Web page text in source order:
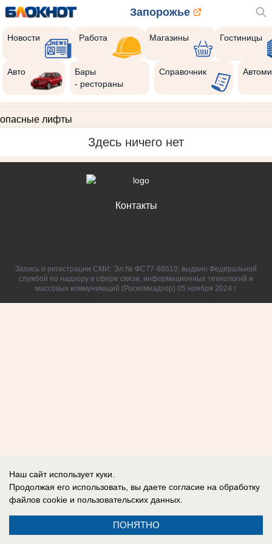
Запорожье
Новости Работа Магазины Гостиницы
Авто
Бары
- рестораны
Справочник
опасные лифты
Здесь ничего нет
Контакты
Запись о регистрации СМИ: Эл № ФС77-88610, выдано Федеральной
службой по надзору в сфере связи, информационных технологий и
массовых коммуникаций (Роскомнадзор) 05 ноября 2024 г.
Наш сайт использует куки.
Продолжая его использовать, вы даете согласие на обработку
файлов cookie и пользовательских данных.
ПОНЯТНО